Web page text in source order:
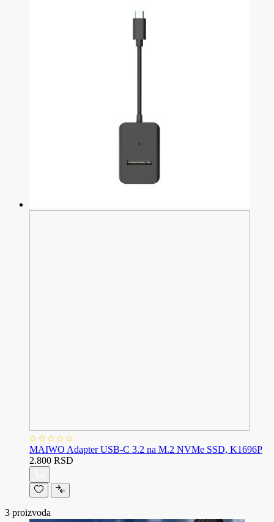
MAIWO Adapter USB-C 3.2 na M.2 NVMe SSD, K1696P
2.800 RSD
3 proizvoda